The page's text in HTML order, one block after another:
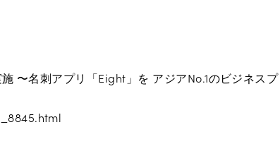
〜名刺アプリ「Eight」を アジアNo.1のビジネスプ